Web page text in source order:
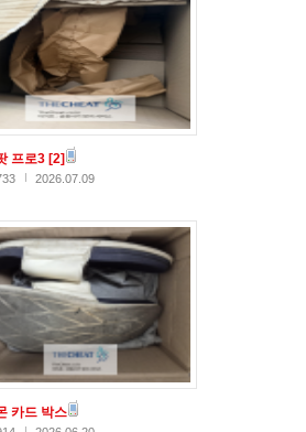
프로3 [2]
2026.07.09
카드 박스